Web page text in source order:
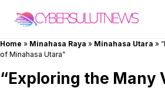
Home » Minahasa Raya » Minahasa Utara »
of Minahasa Utara”
“Exploring the Many